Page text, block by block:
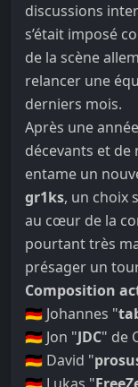
discussions
s’était imposé
de la scène
relancer une
derniers mois.
Après une
décevants et
entame un
gr1ks, un choix
au cœur de la
pourtant très
présager un
Composition
🇩🇪 Johannes "
🇩🇪 Jon "JDC" de
🇩🇪 David "